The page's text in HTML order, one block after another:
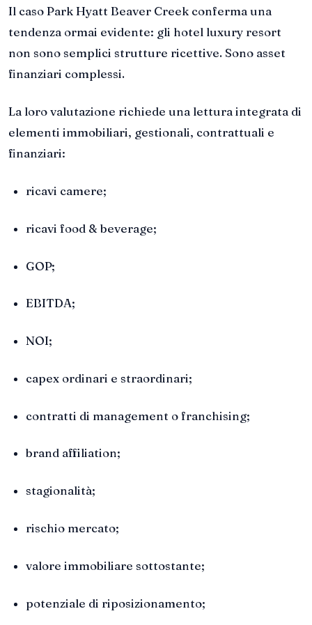
Il caso Park Hyatt Beaver Creek conferma una
tendenza ormai evidente: gli hotel luxury resort
non sono semplici strutture ricettive. Sono asset
finanziari complessi.
La loro valutazione richiede una lettura integrata di
elementi immobiliari, gestionali, contrattuali e
finanziari:
ricavi camere;
ricavi food & beverage;
GOP;
EBITDA;
NOI;
capex ordinari e straordinari;
contratti di management o franchising;
brand affiliation;
stagionalità;
rischio mercato;
valore immobiliare sottostante;
potenziale di riposizionamento;